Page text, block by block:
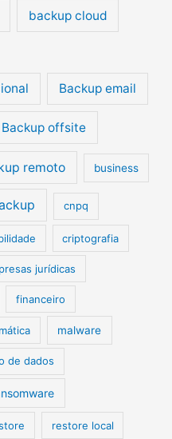
backup cloud
Backup email
Backup offsite
remoto business
cnpq
criptografia
jurídicas
financeiro
malware
de dados
restore local